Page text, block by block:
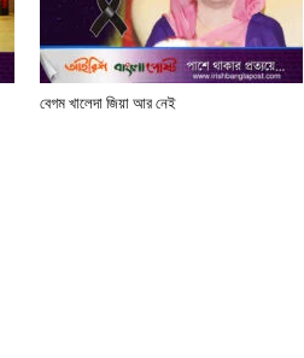
বেগম খালেদা জিয়া আর নেই